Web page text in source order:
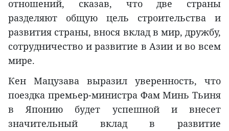
отношений, сказав, что две страны
разделяют общую цель строительства и
развития страны, внося вклад в мир, дружбу,
сотрудничество и развитие в Азии и во всем
мире.
Кен Мацузава выразил уверенность, что
поездка премьер-министра Фам Минь Тьиня
в Японию будет успешной и внесет
значительный вклад в развитие